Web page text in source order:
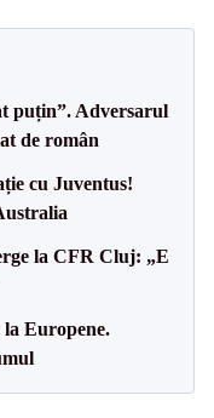
puțin”. Adversarul
de român
cu Juventus!
la CFR Cluj: „E
Europene.